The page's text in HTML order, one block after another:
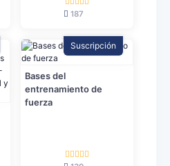
187
Suscripción
Bases del
entrenamiento de
fuerza